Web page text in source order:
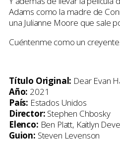
Adams como la madre de
una Julianne Moore que sale
Cuéntenme como un creyente.
Título Original: Dear Evan
Año: 2021
País: Estados Unidos
Director: Stephen Chbosky
Elenco: Ben Platt, Kaitlyn
Guion: Steven Levenson